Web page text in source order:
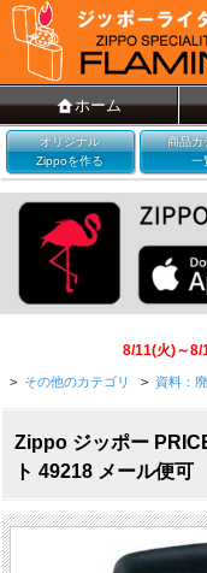
ホーム
オリジナル
Zippoを作る
商品カ
一
8/11(火)～8/
> その他のカテゴリ > 資料：
Zippo ジッポー
ト 49218 メール便可